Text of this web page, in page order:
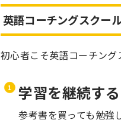
英語コーチングスクー
初心者こそ英語コーチング
学習を継続す
参考書を買っても勉強